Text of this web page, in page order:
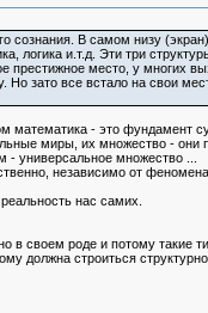
В самом низу
логика и.т.д. Эти три
престижное место, у многих
зато все встало на свои
математика - это фундамент
миры, их множество - они
универсальное множество ...
независимо от
нас самих.
в своем роде и потому такие
должна строиться